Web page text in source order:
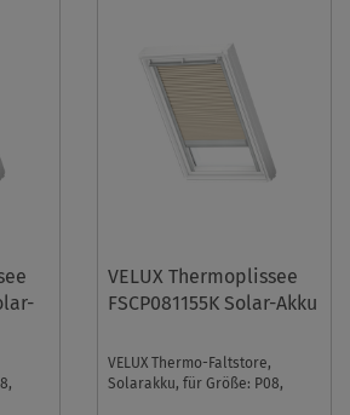
VELUX Thermoplissee
FSCP081155K Solar-Akku
VELUX Thermo-Faltstore,
Solarakku, für Größe: P08,